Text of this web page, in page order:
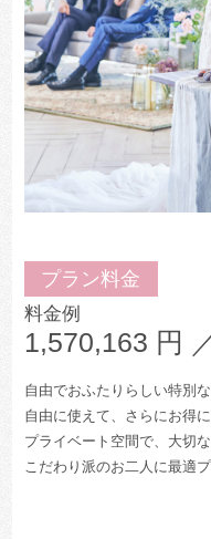
プラン料金
料金例
1,570,163 円
自由でおふたりらしい特別
自由に使えて、さらにお得
プライベート空間で、大切
こだわり派のお二人に最適